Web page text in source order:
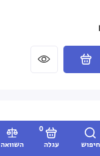
חיפוש עגלה
0
השוואה